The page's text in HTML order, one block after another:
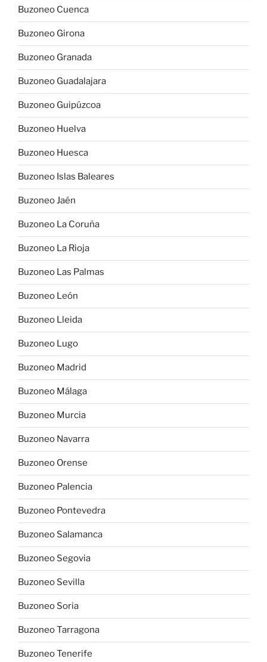
Buzoneo Cuenca
Buzoneo Girona
Buzoneo Granada
Buzoneo Guadalajara
Buzoneo Guipúzcoa
Buzoneo Huelva
Buzoneo Huesca
Buzoneo Islas Baleares
Buzoneo Jaén
Buzoneo La Coruña
Buzoneo La Rioja
Buzoneo Las Palmas
Buzoneo León
Buzoneo Lleida
Buzoneo Lugo
Buzoneo Madrid
Buzoneo Málaga
Buzoneo Murcia
Buzoneo Navarra
Buzoneo Orense
Buzoneo Palencia
Buzoneo Pontevedra
Buzoneo Salamanca
Buzoneo Segovia
Buzoneo Sevilla
Buzoneo Soria
Buzoneo Tarragona
Buzoneo Tenerife